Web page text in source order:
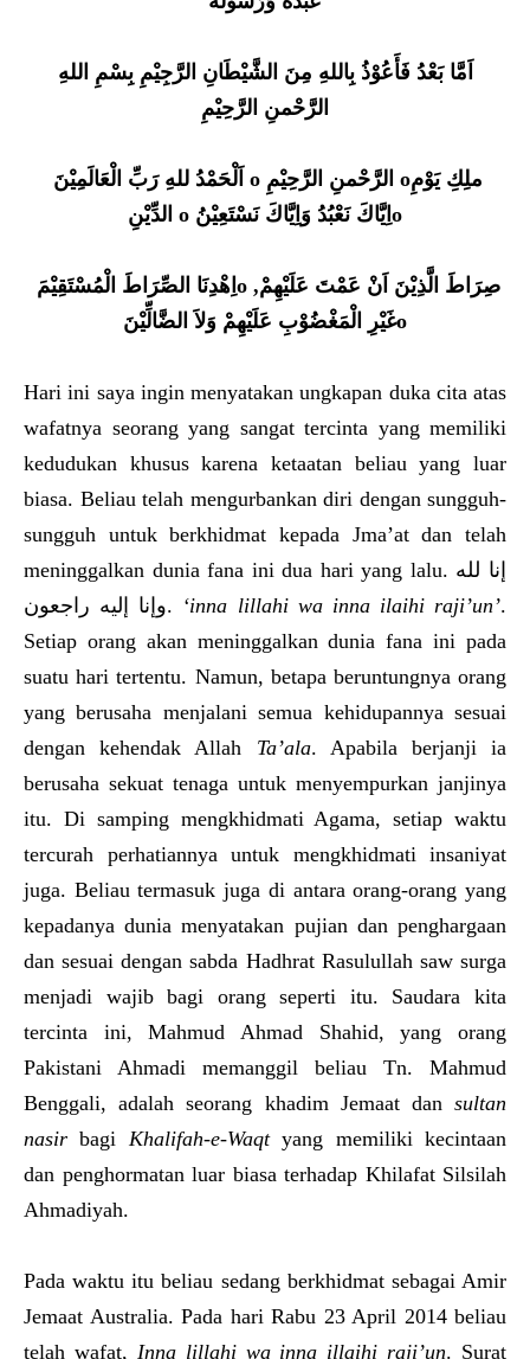
اَمَّا بَعْدُ فَأَعُوْذُ بِاللهِ مِنَ الشَّيْطَانِ الرَّجِيْمِ بِسْمِ اللهِ
الرَّحْمنِ الرَّحِيْمِ
الدِّيْنِ o اِيَّاكَ نَعْبُدُ وَاِيَّاكَ نَسْتَعِيْنُo
غَيْرِ الْمَغْضُوْبِ عَلَيْهِمْ وَلاَ الضَّالِّيْنَo
Hari ini saya ingin menyatakan ungkapan duka cita atas
wafatnya seorang yang sangat tercinta yang memiliki
kedudukan khusus karena ketaatan beliau yang luar
biasa. Beliau telah mengurbankan diri dengan sungguh-
sungguh untuk berkhidmat kepada Jma’at dan telah
meninggalkan dunia fana ini dua hari yang lalu. إنا لله
وإنا إليه راجعون. ‘inna lillahi wa inna ilaihi raji’un’.
Setiap orang akan meninggalkan dunia fana ini pada
suatu hari tertentu. Namun, betapa beruntungnya orang
yang berusaha menjalani semua kehidupannya sesuai
dengan kehendak Allah Ta’ala. Apabila berjanji ia
berusaha sekuat tenaga untuk menyempurkan janjinya
itu. Di samping mengkhidmati Agama, setiap waktu
tercurah perhatiannya untuk mengkhidmati insaniyat
juga. Beliau termasuk juga di antara orang-orang yang
kepadanya dunia menyatakan pujian dan penghargaan
dan sesuai dengan sabda Hadhrat Rasulullah saw surga
menjadi wajib bagi orang seperti itu. Saudara kita
tercinta ini, Mahmud Ahmad Shahid, yang orang
Pakistani Ahmadi memanggil beliau Tn. Mahmud
Benggali, adalah seorang khadim Jemaat dan sultan
nasir bagi Khalifah-e-Waqtyang memiliki kecintaan
dan penghormatan luar biasa terhadap Khilafat Silsilah
Ahmadiyah.
Pada waktu itu beliau sedang berkhidmat sebagai Amir
Jemaat Australia. Pada hari Rabu 23 April 2014 beliau
telah wafat, Inna lillahi wa inna illaihi raji’un. Surat